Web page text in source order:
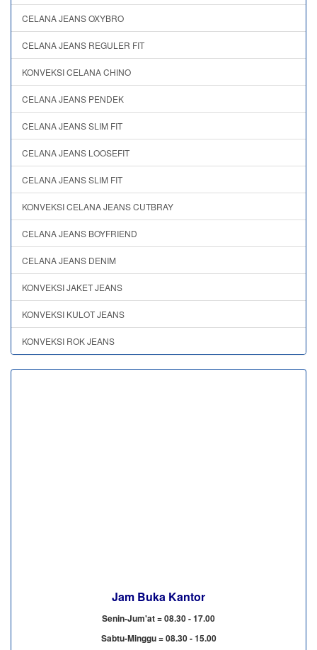
CELANA JEANS OXYBRO
CELANA JEANS REGULER FIT
KONVEKSI CELANA CHINO
CELANA JEANS PENDEK
CELANA JEANS SLIM FIT
CELANA JEANS LOOSEFIT
CELANA JEANS SLIM FIT
KONVEKSI CELANA JEANS CUTBRAY
CELANA JEANS BOYFRIEND
CELANA JEANS DENIM
KONVEKSI JAKET JEANS
KONVEKSI KULOT JEANS
KONVEKSI ROK JEANS
Jam Buka Kantor
Senin-Jum'at = 08.30 - 17.00
Sabtu-Minggu = 08.30 - 15.00